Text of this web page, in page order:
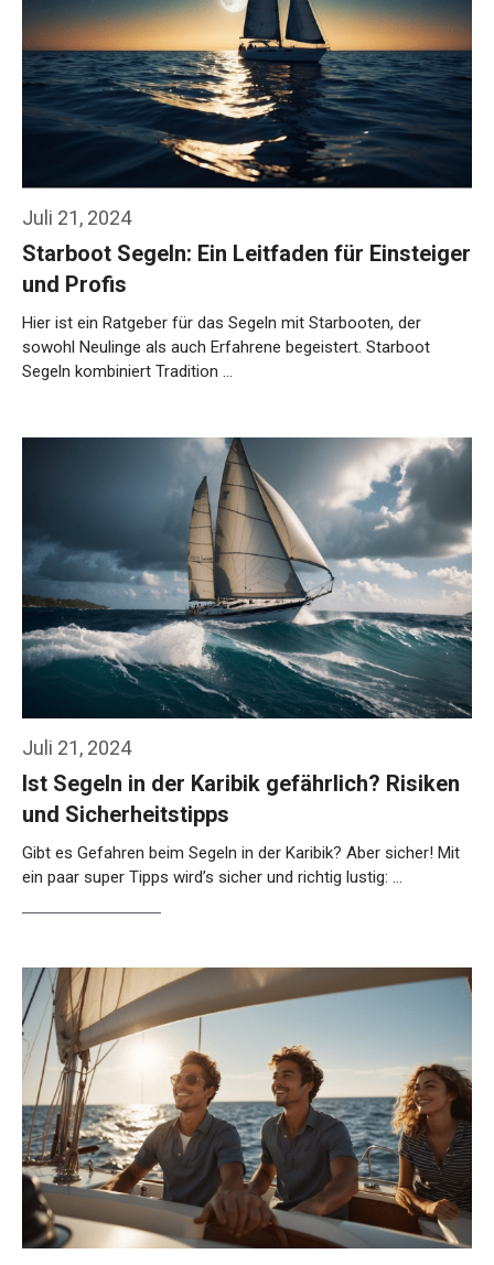
Juli 21, 2024
Starboot Segeln: Ein Leitfaden für Einsteiger
und Profis
Hier ist ein Ratgeber für das Segeln mit Starbooten, der
sowohl Neulinge als auch Erfahrene begeistert. Starboot
Segeln kombiniert Tradition …
Juli 21, 2024
Ist Segeln in der Karibik gefährlich? Risiken
und Sicherheitstipps
Gibt es Gefahren beim Segeln in der Karibik? Aber sicher! Mit
ein paar super Tipps wird’s sicher und richtig lustig: …